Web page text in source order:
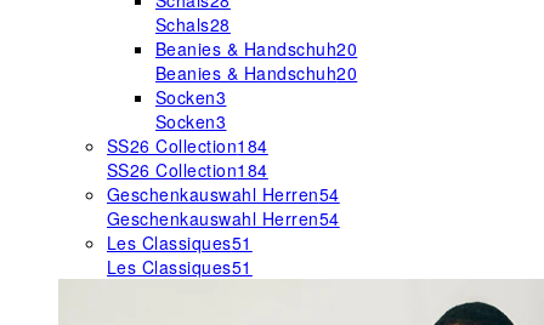
Schals28
Beanies & Handschuh20
Beanies & Handschuh20
Socken3
Socken3
SS26 Collection184
SS26 Collection184
Geschenkauswahl Herren54
Geschenkauswahl Herren54
Les Classiques51
Les Classiques51